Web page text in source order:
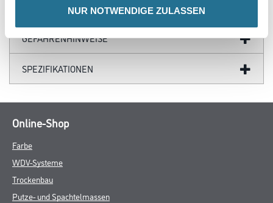
NUR NOTWENDIGE ZULASSEN
ZUSATZINFOS
GEFAHRENHINWEISE
SPEZIFIKATIONEN
Online-Shop
Farbe
WDV-Systeme
Trockenbau
Putze- und Spachtelmassen